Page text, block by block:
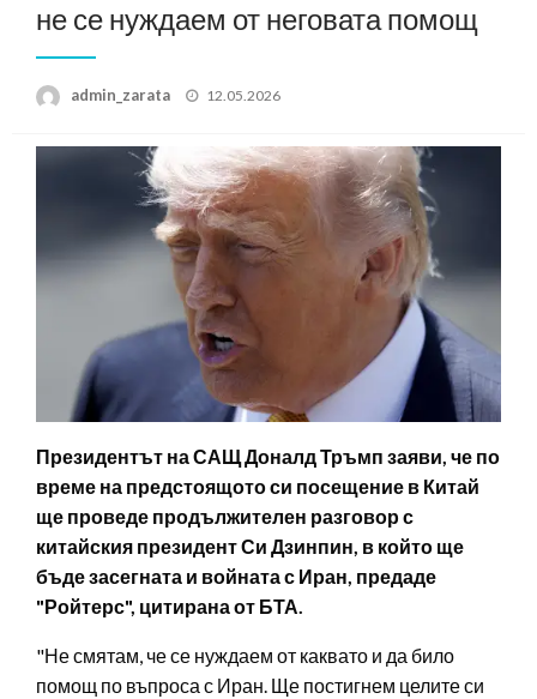
не се нуждаем от неговата помощ
admin_zarata
Posted
12.05.2026
Президентът на САЩ Доналд Тръмп заяви, че по
време на предстоящото си посещение в Китай
ще проведе продължителен разговор с
китайския президент Си Дзинпин, в който ще
бъде засегната и войната с Иран, предаде
"Ройтерс", цитирана от БТА.
"Не смятам, че се нуждаем от каквато и да било
помощ по въпроса с Иран. Ще постигнем целите си